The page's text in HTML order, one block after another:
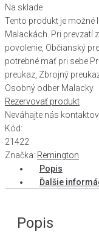
Na sklade
Tento produkt je možné
Malackách. Pri prevzatí
povolenie, Občianský
potrebné mať pri sebe
preukaz, Zbrojný
Osobný odber Malacky
Rezervovať produkt
Neváhajte nás
Kód:
21422
Značka: Remington
Popis
Ďalšie
Popis